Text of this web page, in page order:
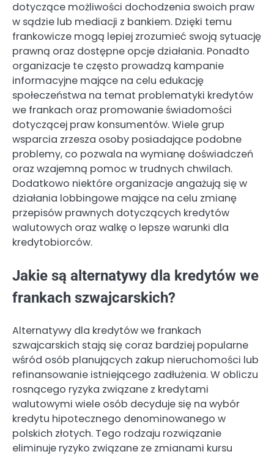
dotyczące możliwości dochodzenia swoich praw
w sądzie lub mediacji z bankiem. Dzięki temu
frankowicze mogą lepiej zrozumieć swoją sytuację
prawną oraz dostępne opcje działania. Ponadto
organizacje te często prowadzą kampanie
informacyjne mające na celu edukację
społeczeństwa na temat problematyki kredytów
we frankach oraz promowanie świadomości
dotyczącej praw konsumentów. Wiele grup
wsparcia zrzesza osoby posiadające podobne
problemy, co pozwala na wymianę doświadczeń
oraz wzajemną pomoc w trudnych chwilach.
Dodatkowo niektóre organizacje angażują się w
działania lobbingowe mające na celu zmianę
przepisów prawnych dotyczących kredytów
walutowych oraz walkę o lepsze warunki dla
kredytobiorców.
Jakie są alternatywy dla kredytów we
frankach szwajcarskich?
Alternatywy dla kredytów we frankach
szwajcarskich stają się coraz bardziej popularne
wśród osób planujących zakup nieruchomości lub
refinansowanie istniejącego zadłużenia. W obliczu
rosnącego ryzyka związane z kredytami
walutowymi wiele osób decyduje się na wybór
kredytu hipotecznego denominowanego w
polskich złotych. Tego rodzaju rozwiązanie
eliminuje ryzyko związane ze zmianami kursu